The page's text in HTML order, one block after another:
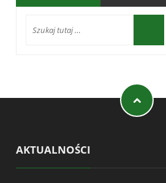
AKTUALNOŚCI